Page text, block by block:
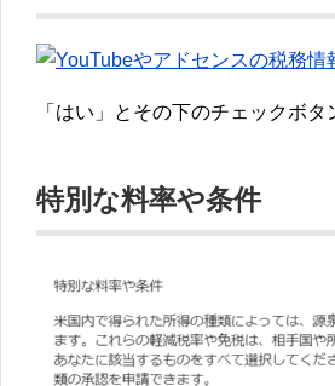
「はい」とその下のチェックボ
特別な料率や条件